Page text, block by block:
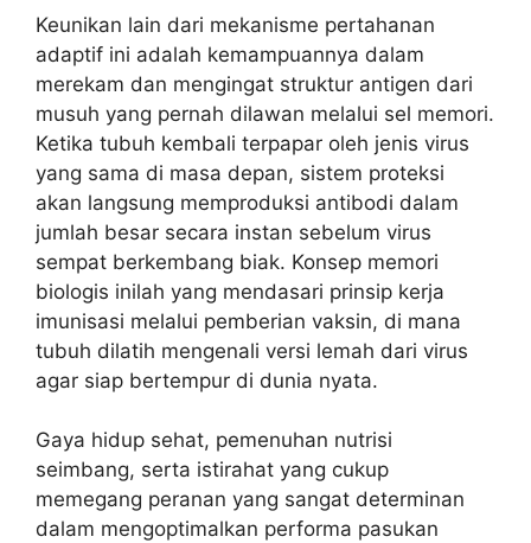
Keunikan lain dari mekanisme pertahanan
adaptif ini adalah kemampuannya dalam
merekam dan mengingat struktur antigen dari
musuh yang pernah dilawan melalui sel memori.
Ketika tubuh kembali terpapar oleh jenis virus
yang sama di masa depan, sistem proteksi
akan langsung memproduksi antibodi dalam
jumlah besar secara instan sebelum virus
sempat berkembang biak. Konsep memori
biologis inilah yang mendasari prinsip kerja
imunisasi melalui pemberian vaksin, di mana
tubuh dilatih mengenali versi lemah dari virus
agar siap bertempur di dunia nyata.
Gaya hidup sehat, pemenuhan nutrisi
seimbang, serta istirahat yang cukup
memegang peranan yang sangat determinan
dalam mengoptimalkan performa pasukan